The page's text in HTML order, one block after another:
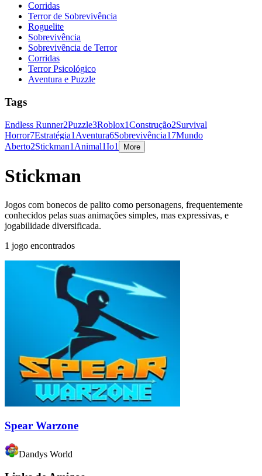
Corridas
Terror de Sobrevivência
Roguelite
Sobrevivência
Sobrevivência de Terror
Corridas
Terror Psicológico
Aventura e Puzzle
Tags
Endless Runner2Puzzle3Roblox1Construção2Survival
Horror7Estratégia1 Aventura6Sobrevivência17Mundo
Aberto2Stickman1 Animal1Io1 More
Stickman
Jogos com bonecos de palito como personagens, frequentemente
conhecidos pelas suas animações simples, mas expressivas, e
jogabilidade diversificada.
1 jogo encontrados
Spear Warzone
Dandys World